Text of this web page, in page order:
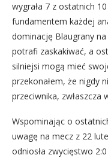
wygrała 7 z ostatnich
fundamentem każdej
dominację Blaugrany na
potrafi zaskakiwać, a
silniejsi mogą mieć
przekonałem, że nigdy
przeciwnika, zwłaszcza
Wspominając o
uwagę na mecz z 22
odniosła zwycięstwo